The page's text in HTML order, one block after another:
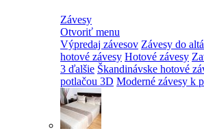
Závesy
Otvoriť menu
Výpredaj závesov Závesy do
hotové závesy Hotové závesy
3 ďalšie Škandinávske hotové
potlačou 3D Moderné závesy k